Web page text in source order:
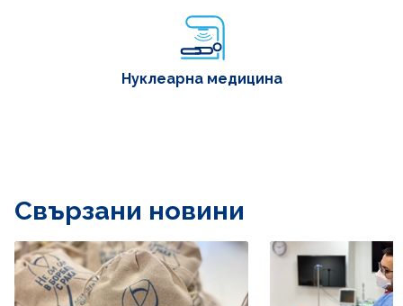
Нуклеарна медицина
Свързани новини